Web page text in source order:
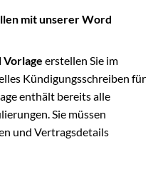
mit unserer Word
erstellen Sie im
Kündigungsschreiben für
enthält bereits alle
Sie müssen
und Vertragsdetails